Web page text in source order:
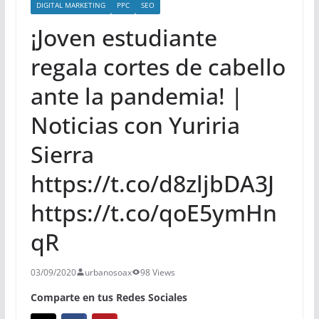
DIGITAL MARKETING PPC SEO
¡Joven estudiante
regala cortes de cabello
ante la pandemia! |
Noticias con Yuriria
Sierra
https://t.co/d8zljbDA3J
https://t.co/qoE5ymHn
qR
03/09/2020 urbanosoax 98 Views
Comparte en tus Redes Sociales